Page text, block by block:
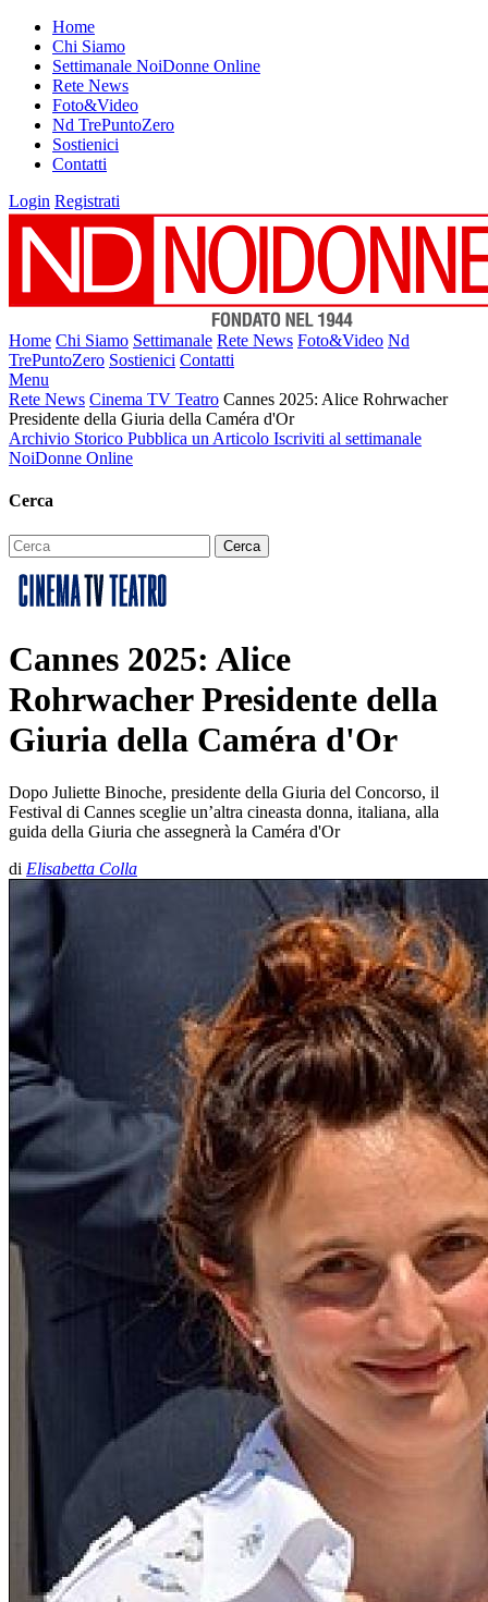
Home
Chi Siamo
Settimanale NoiDonne Online
Rete News
Foto&Video
Nd TrePuntoZero
Sostienici
Contatti
Login Registrati
Home Chi Siamo Settimanale Rete News Foto&Video Nd
TrePuntoZero Sostienici Contatti
Menu
Rete News Cinema TV Teatro Cannes 2025: Alice Rohrwacher
Presidente della Giuria della Caméra d'Or
Archivio Storico Pubblica un Articolo Iscriviti al settimanale
NoiDonne Online
Cerca
Cannes 2025: Alice
Rohrwacher Presidente della
Giuria della Caméra d'Or
Dopo Juliette Binoche, presidente della Giuria del Concorso, il
Festival di Cannes sceglie un’altra cineasta donna, italiana, alla
guida della Giuria che assegnerà la Caméra d'Or
di Elisabetta Colla